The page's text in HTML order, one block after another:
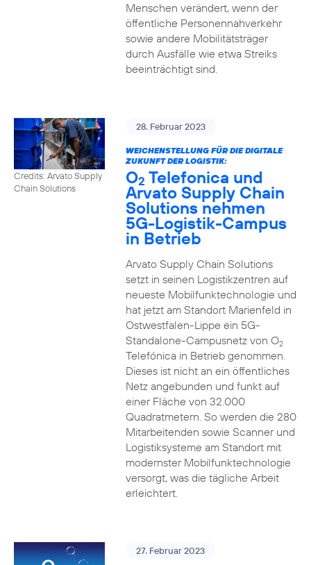
Menschen verändert, wenn der
öffentliche Personennahverkehr
sowie andere Mobilitätsträger
durch Ausfälle wie etwa Streiks
beeinträchtigt sind.
Credits: Arvato Supply
Chain Solutions
28. Februar 2023
WEICHENSTELLUNG FÜR DIE DIGITALE
ZUKUNFT DER LOGISTIK:
O2 Telefonica und
Arvato Supply Chain
Solutions nehmen
5G-Logistik-Campus
in Betrieb
Arvato Supply Chain Solutions
setzt in seinen Logistikzentren auf
neueste Mobilfunktechnologie und
hat jetzt am Standort Marienfeld in
Ostwestfalen-Lippe ein 5G-
Standalone-Campusnetz von O2
Telefónica in Betrieb genommen.
Dieses ist nicht an ein öffentliches
Netz angebunden und funkt auf
einer Fläche von 32.000
Quadratmetern. So werden die 280
Mitarbeitenden sowie Scanner und
Logistiksysteme am Standort mit
modernster Mobilfunktechnologie
versorgt, was die tägliche Arbeit
erleichtert.
27. Februar 2023